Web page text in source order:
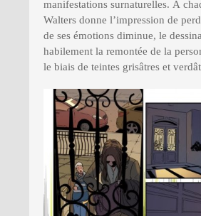
manifestations surnaturelles. À
Walters donne l’impression de
de ses émotions diminue, le
habilement la remontée de la
le biais de teintes grisâtres et